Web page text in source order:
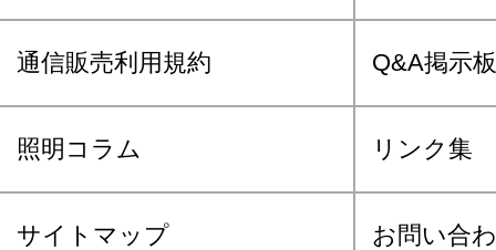
通信販売利用規約 Q&A掲示板
照明コラム リンク集
サイトマップ お問い合